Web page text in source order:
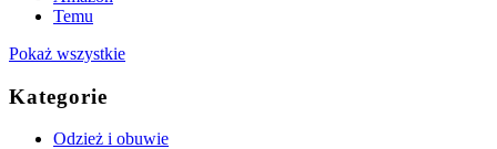
Temu
Pokaż wszystkie
Kategorie
Odzież i obuwie